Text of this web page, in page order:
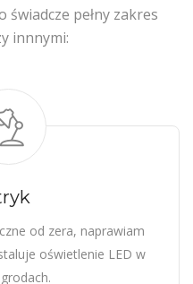
świadcze pełny zakres
innnymi:
od zera, naprawiam
oświetlenie LED w